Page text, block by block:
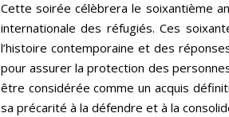
Cette soirée célèbrera le soixantième
internationale des réfugiés. Ces
l’histoire contemporaine et des
pour assurer la protection des
être considérée comme un acquis
sa précarité à la défendre et à la